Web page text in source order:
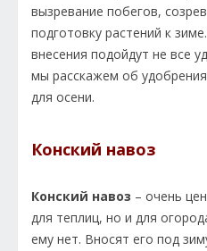
вызревание побегов,
подготовку растений к
внесения подойдут не все
мы расскажем об
для осени.
Конский навоз
Конский навоз – очень
для теплиц, но и для
ему нет. Вносят его под